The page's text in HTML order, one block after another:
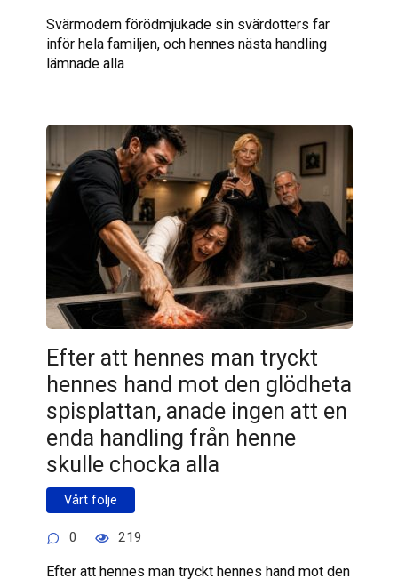
Svärmodern förödmjukade sin svärdotters far
inför hela familjen, och hennes nästa handling
lämnade alla
Efter att hennes man tryckt
hennes hand mot den glödheta
spisplattan, anade ingen att en
enda handling från henne
skulle chocka alla
Vårt följe
0 219
Efter att hennes man tryckt hennes hand mot den